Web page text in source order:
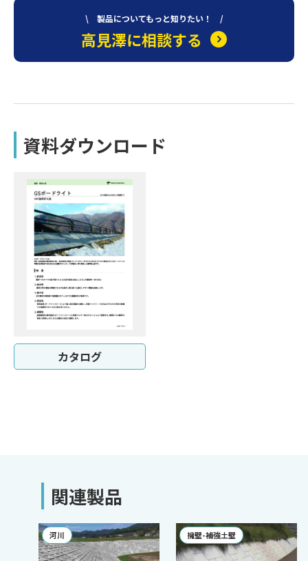
\ 製品についてもっと知りたい！ /
高見澤に相談する
資料ダウンロード
カタログ
関連製品
河川 擁壁-補強土壁